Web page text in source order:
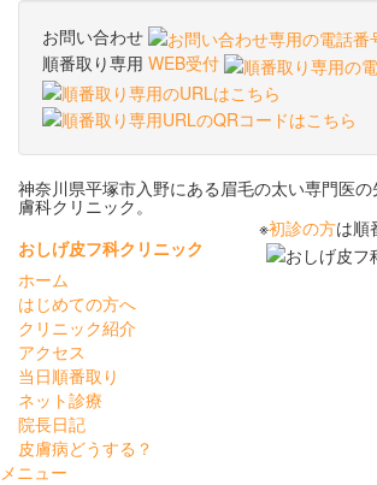
お問い合わせ
順番取り専用 WEB受付
神奈川県平塚市入野にある眉毛の太い専門医
膚科クリニック。
※初診の方は順
おしげ皮フ科クリニック
ホーム
はじめての方へ
クリニック紹介
アクセス
当日順番取り
ネット診療
院長日記
皮膚病どうする？
メニュー